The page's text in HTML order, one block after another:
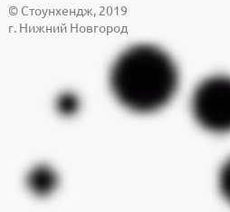
© Cтоунхендж, 2019
г. Нижний Новгород